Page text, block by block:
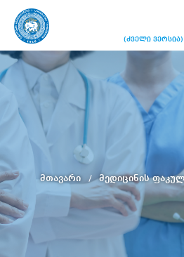
(ძველი ვერსია)
მთავარი მედიცინის